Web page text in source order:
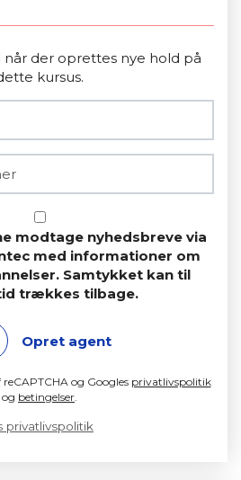
der oprettes nye hold på
kursus.
modtage nyhedsbreve via
med informationer om
Samtykket kan til
trækkes tilbage.
Opret agent
og Googles privatlivspolitik
og betingelser.
privatlivspolitik